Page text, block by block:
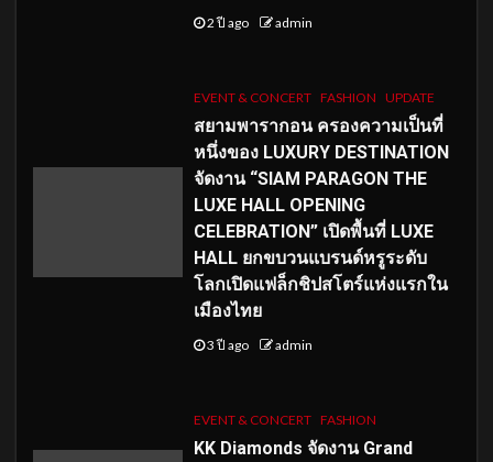
2 ปี ago admin
EVENT & CONCERT FASHION UPDATE
สยามพารากอน ครองความเป็นที่
หนึ่งของ LUXURY DESTINATION
จัดงาน “SIAM PARAGON THE
LUXE HALL OPENING
CELEBRATION” เปิดพื้นที่ LUXE
HALL ยกขบวนแบรนด์หรูระดับ
โลกเปิดแฟล็กชิปสโตร์แห่งแรกใน
เมืองไทย
3 ปี ago admin
EVENT & CONCERT FASHION
KK Diamonds จัดงาน Grand